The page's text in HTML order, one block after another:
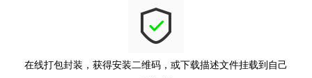
在线打包封装，获得安装二维码，或下载描述文件挂载到自己